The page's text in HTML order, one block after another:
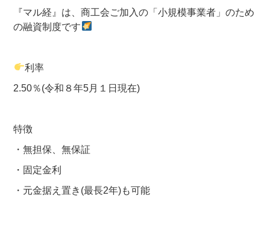
『マル経』は、商工会ご加入の「小規模事業者」のため
の融資制度です
利率
2.50％(令和８年5月１日現在)
特徴
・無担保、無保証
・固定金利
・元金据え置き(最長2年)も可能